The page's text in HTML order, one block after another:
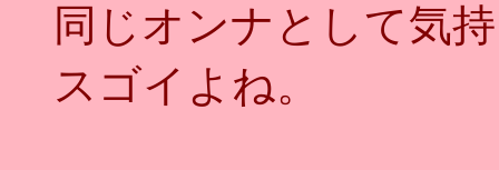
同じオンナとして気
スゴイよね。